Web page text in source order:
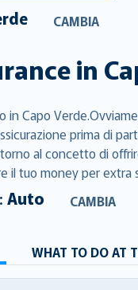
CAMBIA
in
in Capo
prima di
al concetto di
il tuo money per extra
Auto CAMBIA
WHAT TO DO AT